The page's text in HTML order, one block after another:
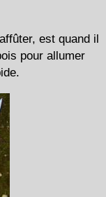
est quand il
pour allumer